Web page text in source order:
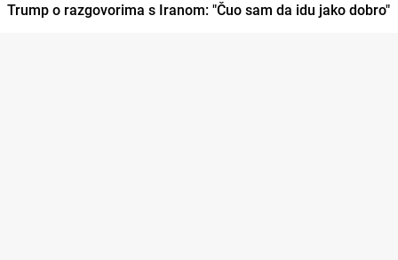
Trump o razgovorima s Iranom: "Čuo sam da idu jako dobro"